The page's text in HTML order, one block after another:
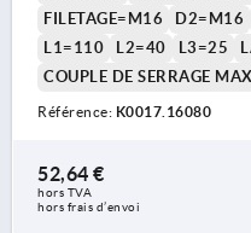
FILETAGE=M16
D2=M16
L1=110
L2=40 L3=25
COUPLE DE SERRAGE
Référence: K0017.16080
52,64 €
hors TVA
hors frais d’envoi